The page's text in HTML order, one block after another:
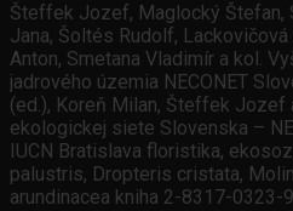
Šteffek Jozef, Maglocký Štefan,
Jana, Šoltés Rudolf, Lackovičová
Anton, Smetana Vladimír a kol.
jadrového územia NECONET
(ed.), Koreň Milan, Šteffek Jozef
ekologickej siete Slovenska –
IUCN Bratislava floristika,
palustris, Dropteris cristata,
arundinacea kniha 2-8317-0323-9